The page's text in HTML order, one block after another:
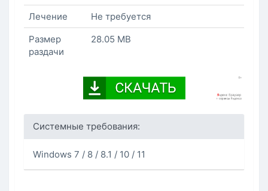
Лечение
Не требуется
Размер
раздачи
28.05 MB
Системные требования:
Windows 7 / 8 / 8.1 / 10 / 11